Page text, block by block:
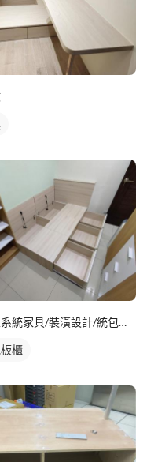
美藝家系統家具/裝潢設計/統包服務
櫃